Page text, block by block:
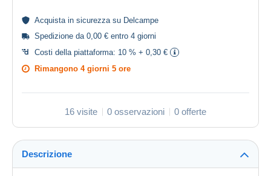
Acquista in sicurezzasu Delcampe
Spedizione da 0,00 € entro 4 giorni
Costi della piattaforma: 10 % + 0,30 €
Rimangono 4 giorni 5 ore
16 visite 0 osservazioni 0 offerte
Descrizione